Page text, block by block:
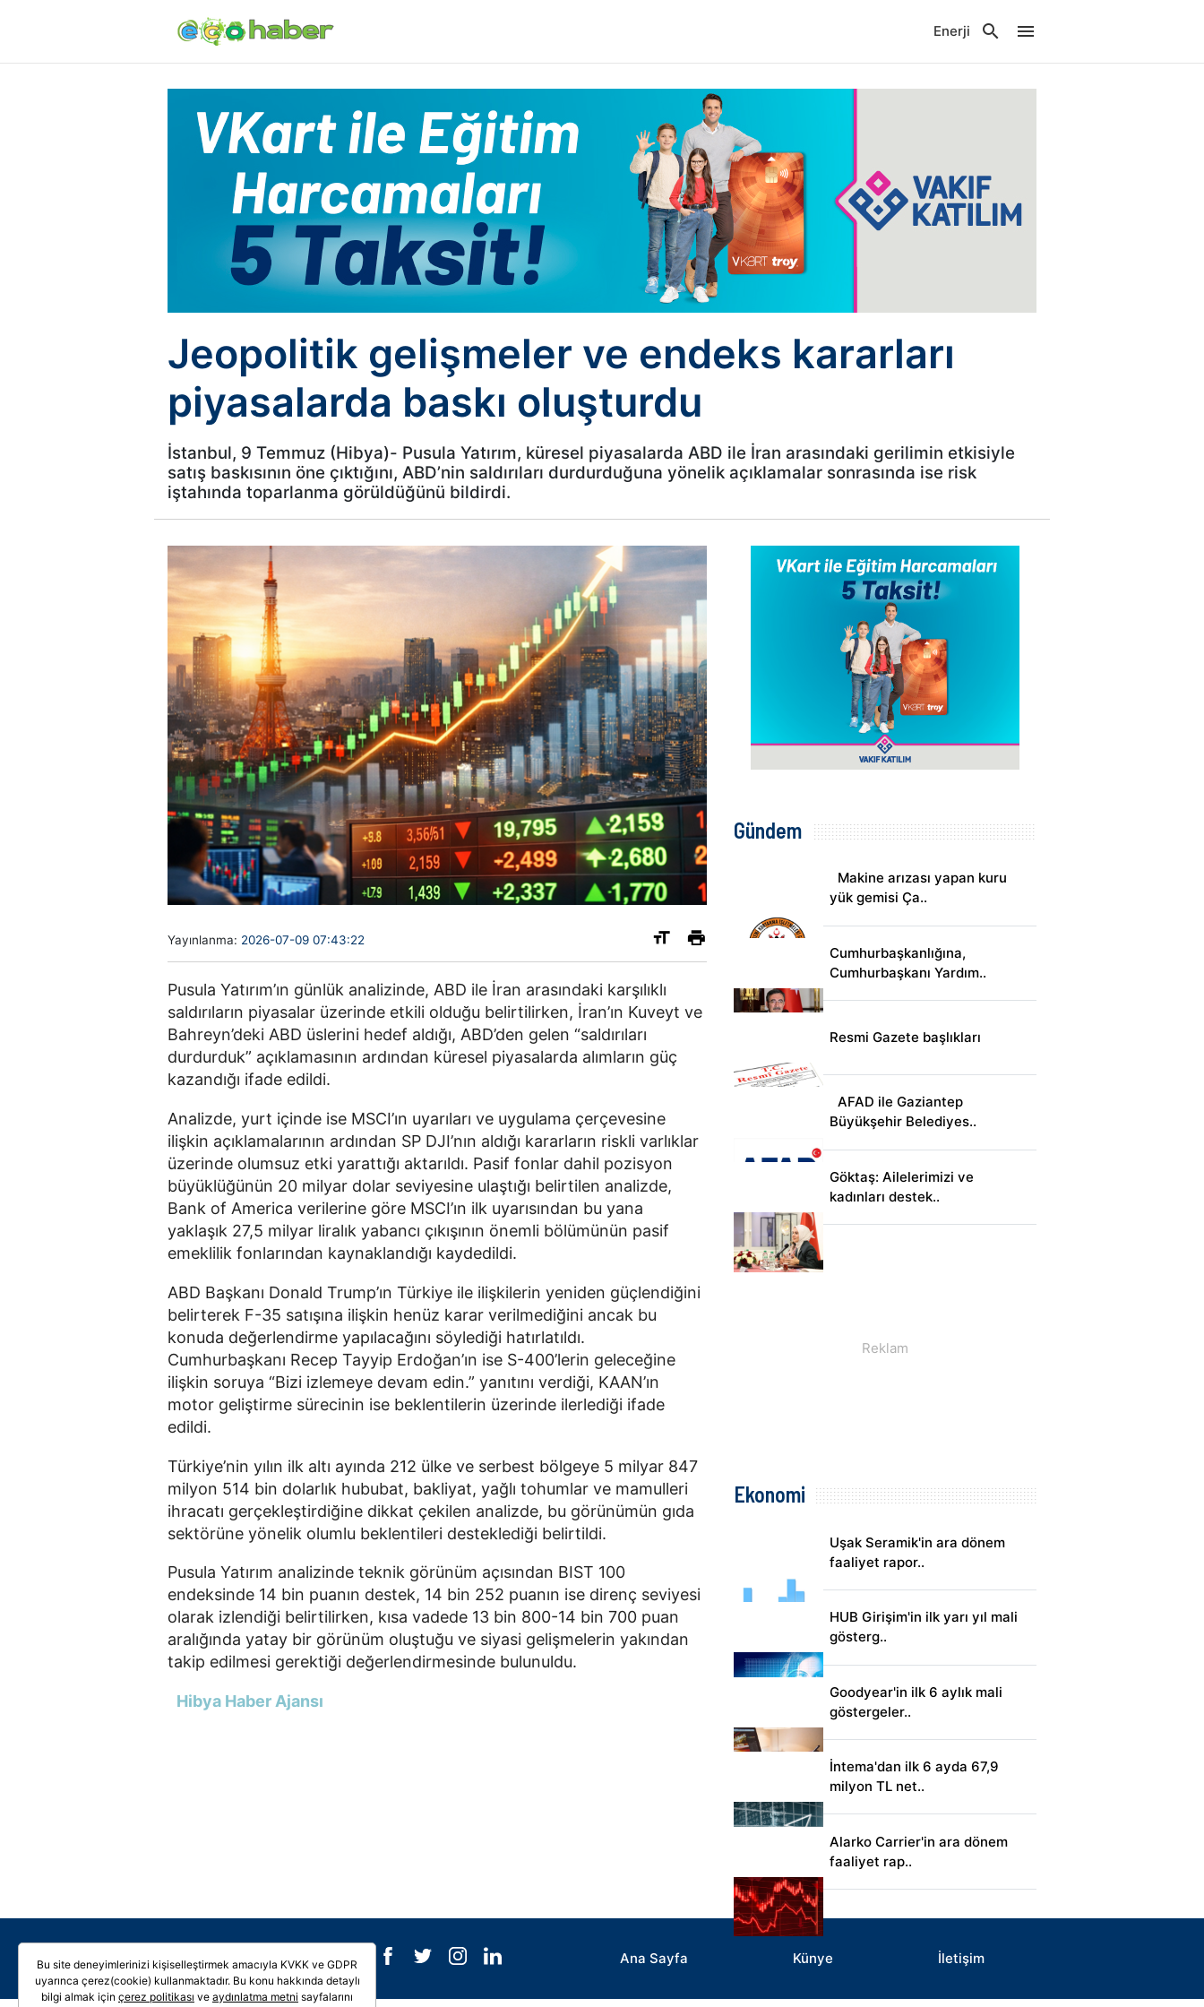
Enerji
Jeopolitik gelişmeler ve endeks kararları
piyasalarda baskı oluşturdu
İstanbul, 9 Temmuz (Hibya)- Pusula Yatırım, küresel piyasalarda ABD ile İran arasındaki gerilimin etkisiyle
satış baskısının öne çıktığını, ABD’nin saldırıları durdurduğuna yönelik açıklamalar sonrasında ise risk
iştahında toparlanma görüldüğünü bildirdi.
Yayınlanma: 2026-07-09 07:43:22
Pusula Yatırım’ın günlük analizinde, ABD ile İran arasındaki karşılıklı
saldırıların piyasalar üzerinde etkili olduğu belirtilirken, İran’ın Kuveyt ve
Bahreyn’deki ABD üslerini hedef aldığı, ABD’den gelen “saldırıları
durdurduk” açıklamasının ardından küresel piyasalarda alımların güç
kazandığı ifade edildi.
Analizde, yurt içinde ise MSCI’ın uyarıları ve uygulama çerçevesine
ilişkin açıklamalarının ardından SP DJI’nın aldığı kararların riskli varlıklar
üzerinde olumsuz etki yarattığı aktarıldı. Pasif fonlar dahil pozisyon
büyüklüğünün 20 milyar dolar seviyesine ulaştığı belirtilen analizde,
Bank of America verilerine göre MSCI’ın ilk uyarısından bu yana
yaklaşık 27,5 milyar liralık yabancı çıkışının önemli bölümünün pasif
emeklilik fonlarından kaynaklandığı kaydedildi.
ABD Başkanı Donald Trump’ın Türkiye ile ilişkilerin yeniden güçlendiğini
belirterek F-35 satışına ilişkin henüz karar verilmediğini ancak bu
konuda değerlendirme yapılacağını söylediği hatırlatıldı.
Cumhurbaşkanı Recep Tayyip Erdoğan’ın ise S-400’lerin geleceğine
ilişkin soruya “Bizi izlemeye devam edin.” yanıtını verdiği, KAAN’ın
motor geliştirme sürecinin ise beklentilerin üzerinde ilerlediği ifade
edildi.
Türkiye’nin yılın ilk altı ayında 212 ülke ve serbest bölgeye 5 milyar 847
milyon 514 bin dolarlık hububat, bakliyat, yağlı tohumlar ve mamulleri
ihracatı gerçekleştirdiğine dikkat çekilen analizde, bu görünümün gıda
sektörüne yönelik olumlu beklentileri desteklediği belirtildi.
Pusula Yatırım analizinde teknik görünüm açısından BIST 100
endeksinde 14 bin puanın destek, 14 bin 252 puanın ise direnç seviyesi
olarak izlendiği belirtilirken, kısa vadede 13 bin 800-14 bin 700 puan
aralığında yatay bir görünüm oluştuğu ve siyasi gelişmelerin yakından
takip edilmesi gerektiği değerlendirmesinde bulunuldu.
Hibya Haber Ajansı
Gündem
Makine arızası yapan kuru
yük gemisi Ça..
Cumhurbaşkanlığına,
Cumhurbaşkanı Yardım..
Resmi Gazete başlıkları
AFAD ile Gaziantep
Büyükşehir Belediyes..
Göktaş: Ailelerimizi ve
kadınları destek..
Ekonomi
Uşak Seramik'in ara dönem
faaliyet rapor..
HUB Girişim'in ilk yarı yıl mali
gösterg..
Goodyear'in ilk 6 aylık mali
göstergeler..
İntema'dan ilk 6 ayda 67,9
milyon TL net..
Alarko Carrier'in ara dönem
faaliyet rap..
Galeri Video Ana Sayfa Künye İletişim
Bu site deneyimlerinizi kişiselleştirmek amacıyla KVKK ve GDPR
uyarınca çerez(cookie) kullanmaktadır. Bu konu hakkında detaylı
bilgi almak için çerez politikası ve aydınlatma metni sayfalarını